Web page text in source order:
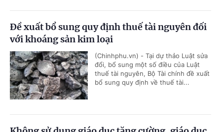
Đề xuất bổ sung quy định thuế tài nguyên đối
với khoáng sản kim loại
(Chinhphu.vn) - Tại dự thảo Luật sửa
đổi, bổ sung một số điều của Luật
thuế tài nguyên, Bộ Tài chính đề xuất
bổ sung quy định về thuế tài...